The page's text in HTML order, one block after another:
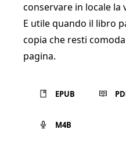
conservare in locale la
E utile quando il libro
copia che resti
pagina.
EPUB
M4B